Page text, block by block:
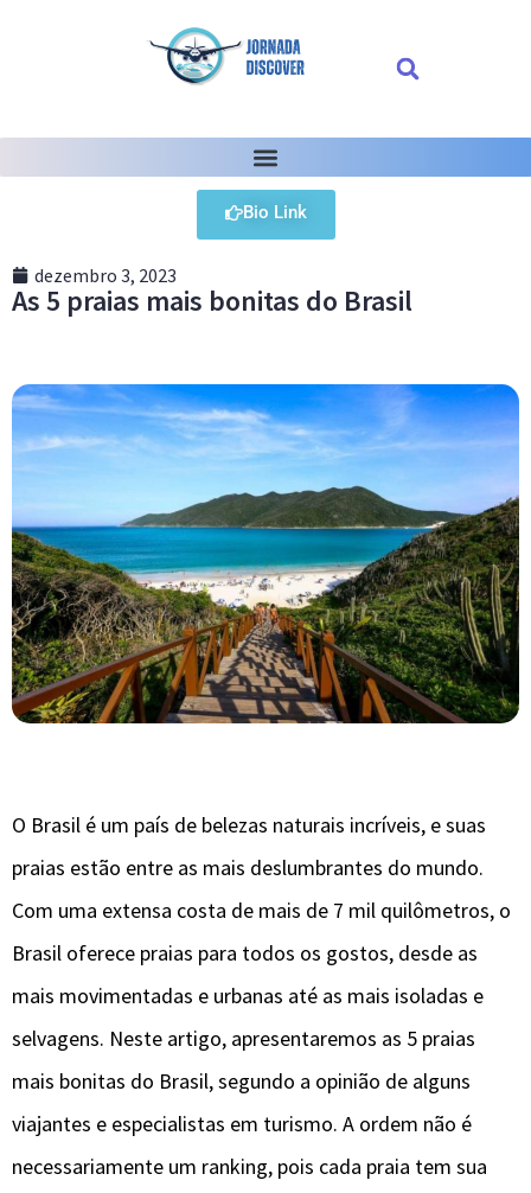
Bio Link
dezembro 3, 2023
As 5 praias mais bonitas do Brasil
O Brasil é um país de belezas naturais incríveis, e suas
praias estão entre as mais deslumbrantes do mundo.
Com uma extensa costa de mais de 7 mil quilômetros, o
Brasil oferece praias para todos os gostos, desde as
mais movimentadas e urbanas até as mais isoladas e
selvagens. Neste artigo, apresentaremos as 5 praias
mais bonitas do Brasil, segundo a opinião de alguns
viajantes e especialistas em turismo. A ordem não é
necessariamente um ranking, pois cada praia tem sua